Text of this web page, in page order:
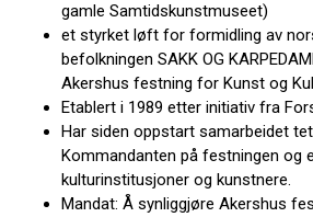
gamle Samtidskunstmuseet)
et styrket løft for formidling av
befolkningen SAKK OG
Akershus festning for Kunst og
Etablert i 1989 etter initiativ fra
Har siden oppstart samarbeidet
Kommandanten på festningen og
kulturinstitusjoner og kunstnere.
Mandat: Å synliggjøre Akershus